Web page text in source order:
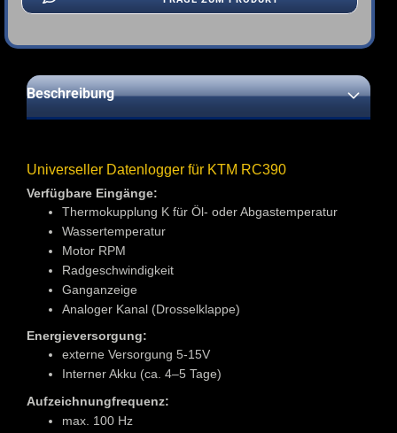
Beschreibung
Universeller Datenlogger für KTM RC390
Verfügbare Eingänge:
Thermokupplung K für Öl- oder Abgastemperatur
Wassertemperatur
Motor RPM
Radgeschwindigkeit
Ganganzeige
Analoger Kanal (Drosselklappe)
Energieversorgung:
externe Versorgung 5-15V
Interner Akku (ca. 4–5 Tage)
Aufzeichnungfrequenz:
max. 100 Hz